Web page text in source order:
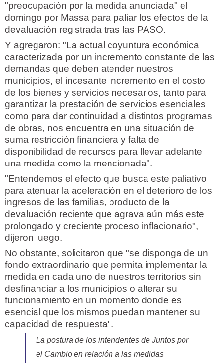
"preocupación por la medida anunciada" el
domingo por Massa para paliar los efectos de la
devaluación registrada tras las PASO.
Y agregaron: "La actual coyuntura económica
caracterizada por un incremento constante de las
demandas que deben atender nuestros
municipios, el incesante incremento en el costo
de los bienes y servicios necesarios, tanto para
garantizar la prestación de servicios esenciales
como para dar continuidad a distintos programas
de obras, nos encuentra en una situación de
suma restricción financiera y falta de
disponibilidad de recursos para llevar adelante
una medida como la mencionada".
"Entendemos el efecto que busca este paliativo
para atenuar la aceleración en el deterioro de los
ingresos de las familias, producto de la
devaluación reciente que agrava aún más este
prolongado y creciente proceso inflacionario",
dijeron luego.
No obstante, solicitaron que "se disponga de un
fondo extraordinario que permita implementar la
medida en cada uno de nuestros territorios sin
desfinanciar a los municipios o alterar su
funcionamiento en un momento donde es
esencial que los mismos puedan mantener su
capacidad de respuesta".
La postura de los intendentes de Juntos por
el Cambio en relación a las medidas